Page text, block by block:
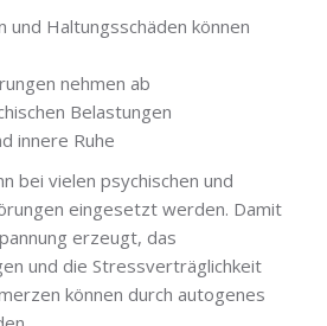
und Haltungsschäden können
nehmen ab
Belastungen
innere Ruhe
bei vielen psychischen und
eingesetzt werden. Damit
erzeugt, das
und die Stressverträglichkeit
können durch autogenes